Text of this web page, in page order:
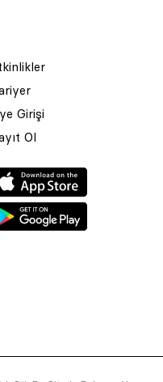
Girişi
Ol
Ltd. Şti. Bu Sitede Bulunan
tasarlanmış ve